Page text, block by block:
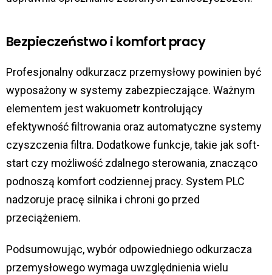
Bezpieczeństwo i komfort pracy
Profesjonalny odkurzacz przemysłowy powinien być
wyposażony w systemy zabezpieczające. Ważnym
elementem jest wakuometr kontrolujący
efektywność filtrowania oraz automatyczne systemy
czyszczenia filtra. Dodatkowe funkcje, takie jak soft-
start czy możliwość zdalnego sterowania, znacząco
podnoszą komfort codziennej pracy. System PLC
nadzoruje pracę silnika i chroni go przed
przeciążeniem.
Podsumowując, wybór odpowiedniego odkurzacza
przemysłowego wymaga uwzględnienia wielu